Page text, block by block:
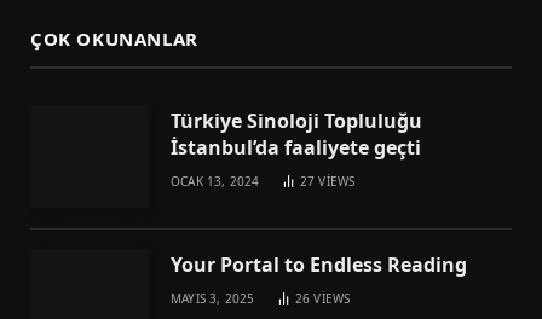
ÇOK OKUNANLAR
Türkiye Sinoloji Topluluğu
İstanbul’da faaliyete geçti
OCAK 13, 2024 27VIEWS
Your Portal to Endless Reading
MAYIS 3, 2025 26VIEWS